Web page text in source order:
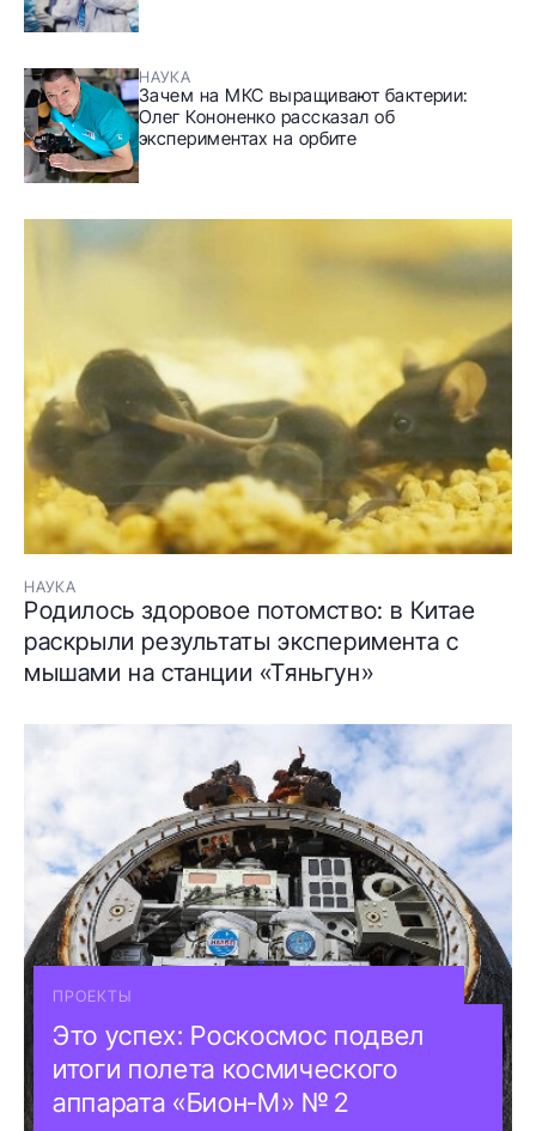
НАУКА
Зачем на МКС выращивают бактерии:
Олег Кононенко рассказал об
экспериментах на орбите
НАУКА
Родилось здоровое потомство: в Китае
раскрыли результаты эксперимента с
мышами на станции «Тяньгун»
ПРОЕКТЫ
Это успех: Роскосмос подвел
итоги полета космического
аппарата «Бион‑М» № 2